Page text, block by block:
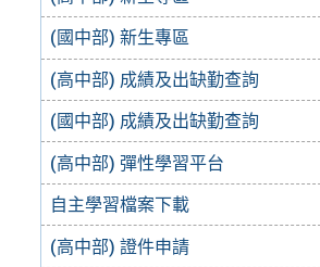
(國中部) 新生專區
(高中部) 成績及出缺勤查詢
(國中部) 成績及出缺勤查詢
(高中部) 彈性學習平台
自主學習檔案下載
(高中部) 證件申請